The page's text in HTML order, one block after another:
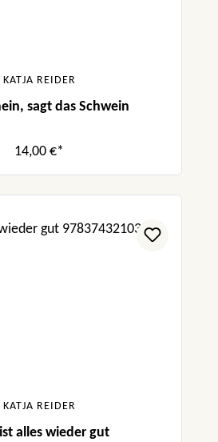
KATJA REIDER
sagt das Schwein
14,00 €*
KATJA REIDER
alles wieder gut